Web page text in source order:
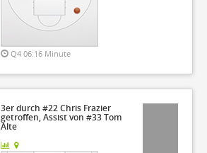
Q4 06:16 Minute
3er durch #22 Chris Frazier
getroffen, Assist von #33 Tom
Alte